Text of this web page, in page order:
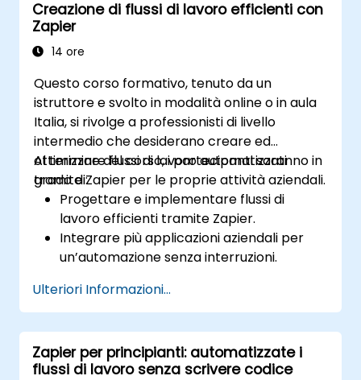
Creazione di flussi di lavoro efficienti con
Zapier
14 ore
Questo corso formativo, tenuto da un
istruttore e svolto in modalità online o in aula
Italia, si rivolge a professionisti di livello
intermedio che desiderano creare ed
ottimizzare flussi di lavoro automatizzati
tramite Zapier per le proprie attività aziendali.
Al termine del corso, i partecipanti saranno in
grado di:
Progettare e implementare flussi di
lavoro efficienti tramite Zapier.
Integrare più applicazioni aziendali per
un’automazione senza interruzioni.
lavoro e risolvere eventuali problemi
comuni.
Scalare l’automazione dei processi in
base alle esigenze aziendali.
Ulteriori Informazioni...
Zapier per principianti: automatizzate i
flussi di lavoro senza scrivere codice